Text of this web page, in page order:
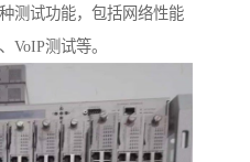
测试功能，包括网络性能
VoIP测试等。